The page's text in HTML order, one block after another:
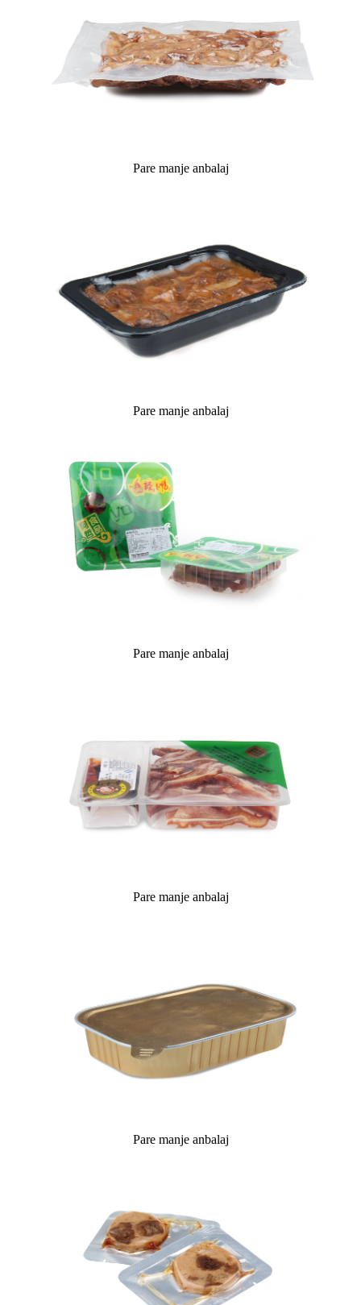
Pare manje anbalaj
Pare manje anbalaj
Pare manje anbalaj
Pare manje anbalaj
Pare manje anbalaj